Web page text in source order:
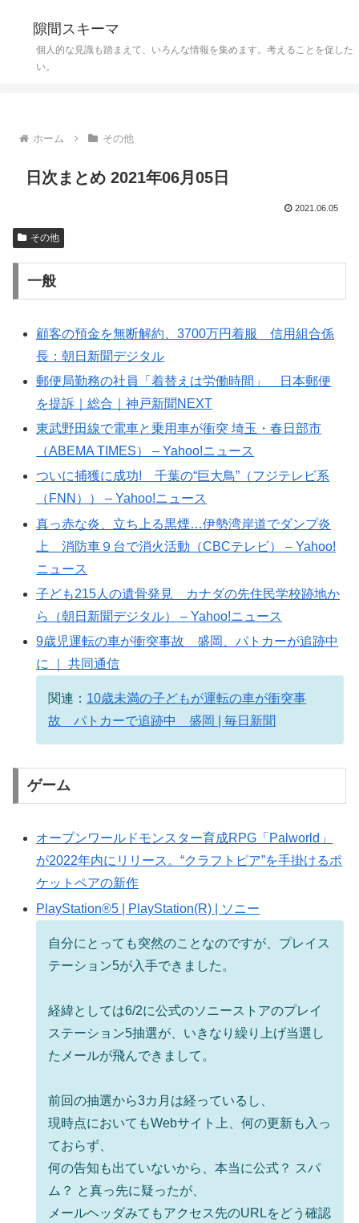
隙間スキーマ
個人的な見識も踏まえて、いろんな情報を集めます。考えることを促した
い。
ホーム その他
日次まとめ 2021年06月05日
2021.06.05
その他
一般
顧客の預金を無断解約、3700万円着服 信用組合係
長：朝日新聞デジタル
郵便局勤務の社員「着替えは労働時間」 日本郵便
を提訴｜総合｜神戸新聞NEXT
東武野田線で電車と乗用車が衝突 埼玉・春日部市
（ABEMA TIMES） – Yahoo!ニュース
ついに捕獲に成功! 千葉の“巨大鳥”（フジテレビ系
（FNN）） – Yahoo!ニュース
真っ赤な炎、立ち上る黒煙…伊勢湾岸道でダンプ炎
上 消防車９台で消火活動（CBCテレビ） – Yahoo!
ニュース
子ども215人の遺骨発見 カナダの先住民学校跡地か
ら（朝日新聞デジタル） – Yahoo!ニュース
9歳児運転の車が衝突事故 盛岡、パトカーが追跡中
に ｜ 共同通信
関連： 10歳未満の子どもが運転の車が衝突事
故 パトカーで追跡中 盛岡 | 毎日新聞
ゲーム
オープンワールドモンスター育成RPG「Palworld」
が2022年内にリリース。“クラフトピア”を手掛けるポ
ケットペアの新作
PlayStation®5 | PlayStation(R) | ソニー
自分にとっても突然のことなのですが、プレイス
テーション5が入手できました。
経緯としては6/2に公式のソニーストアのプレイ
ステーション5抽選が、いきなり繰り上げ当選し
たメールが飛んできまして。
前回の抽選から3カ月は経っているし、
現時点においてもWebサイト上、何の更新も入っ
ておらず、
何の告知も出ていないから、本当に公式？ スパ
ム？ と真っ先に疑ったが、
メールヘッダみてもアクセス先のURLをどう確認